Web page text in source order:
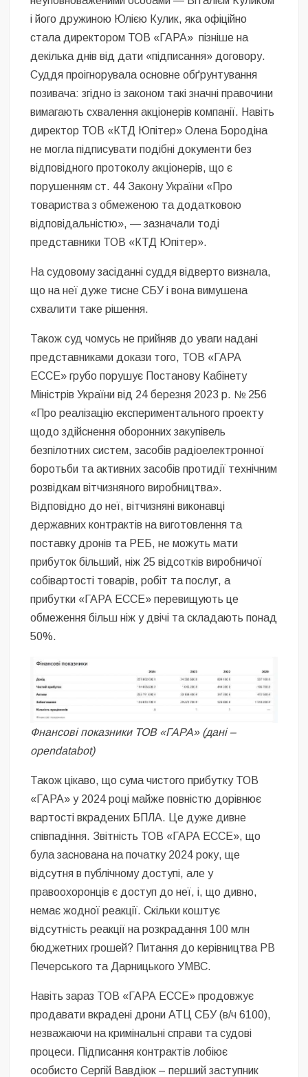
і його дружиною Юлією Кулик, яка офіційно
стала директором ТОВ «ГАРА» пізніше на
декілька днів від дати «підписання» договору.
Суддя проігнорувала основне обґрунтування
позивача: згідно із законом такі значні правочини
вимагають схвалення акціонерів компанії. Навіть
директор ТОВ «КТД Юпітер» Олена Бородіна
не могла підписувати подібні документи без
відповідного протоколу акціонерів, що є
порушенням ст. 44 Закону України «Про
товариства з обмеженою та додатковою
відповідальністю», — зазначали тоді
представники ТОВ «КТД Юпітер».
На судовому засіданні суддя відверто визнала,
що на неї дуже тисне СБУ і вона вимушена
схвалити таке рішення.
Також суд чомусь не прийняв до уваги надані
представниками докази того, ТОВ «ГАРА
ЕССЕ» грубо порушує Постанову Кабінету
Міністрів України від 24 березня 2023 р. № 256
«Про реалізацію експериментального проекту
щодо здійснення оборонних закупівель
безпілотних систем, засобів радіоелектронної
боротьби та активних засобів протидії технічним
розвідкам вітчизняного виробництва».
Відповідно до неї, вітчизняні виконавці
державних контрактів на виготовлення та
поставку дронів та РЕБ, не можуть мати
прибуток більший, ніж 25 відсотків виробничої
собівартості товарів, робіт та послуг, а
прибутки «ГАРА ЕССЕ» перевищують це
обмеження більш ніж у двічі та складають понад
50%.
Фнансові показники ТОВ «ГАРА» (дані –
opendatabot)
Також цікаво, що сума чистого прибутку ТОВ
«ГАРА» у 2024 році майже повністю дорівнює
вартості вкрадених БПЛА. Це дуже дивне
співпадіння. Звітність ТОВ «ГАРА ЕССЕ», що
була заснована на початку 2024 року, ще
відсутня в публічному доступі, але у
правоохоронців є доступ до неї, і, що дивно,
немає жодної реакції. Скільки коштує
відсутність реакції на розкрадання 100 млн
бюджетних грошей? Питання до керівництва РВ
Печерського та Дарницького УМВС.
Навіть зараз ТОВ «ГАРА ЕССЕ» продовжує
продавати вкрадені дрони АТЦ СБУ (в/ч 6100),
незважаючи на кримінальні справи та судові
процеси. Підписання контрактів лобіює
особисто Сергій Вавдіюк – перший заступник